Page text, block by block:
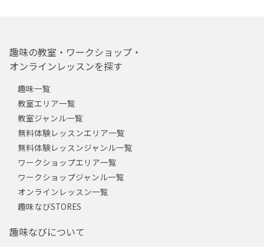
趣味の教室・ワークショップ・
オンラインレッスンを探す
趣味一覧
教室エリア一覧
教室ジャンル一覧
無料体験レッスンエリア一覧
無料体験レッスンジャンル一覧
ワークショップエリア一覧
ワークショップジャンル一覧
オンラインレッスン一覧
趣味なびSTORES
趣味なびについて